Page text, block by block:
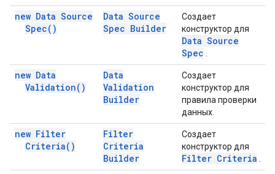
new Data Source
Spec( )
Data Source
Spec Builder
Создает
конструктор для
Data Source
Spec
new Data
Validation( )
Data
Validation
Builder
Создает
конструктор для
правила проверки
данных.
new Filter
Criteria( )
Filter
Criteria
Builder
Создает
конструктор для
Filter Criteria